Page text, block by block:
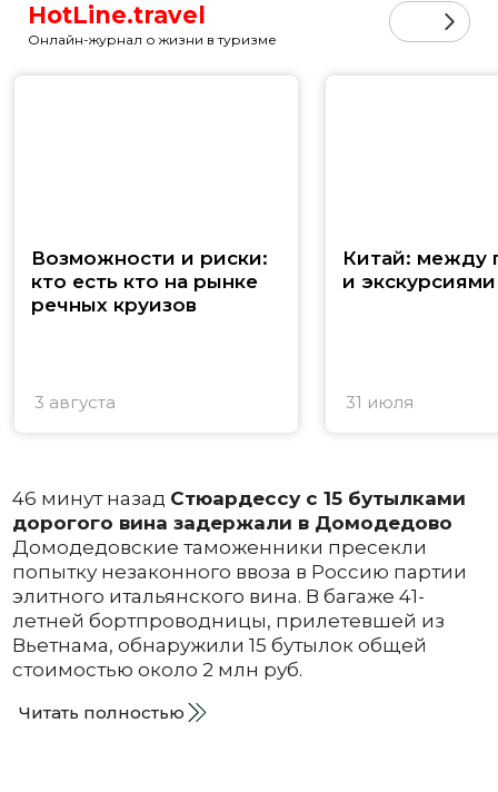
HotLine.travel
Онлайн-журнал о жизни в туризме
Возможности и риски:
кто есть кто на рынке
речных круизов
3 августа
Китай: между
и экскурсиями
31 июля
46 минут назад Стюардессу с 15 бутылками
дорогого вина задержали в Домодедово
Домодедовские таможенники пресекли
попытку незаконного ввоза в Россию партии
элитного итальянского вина. В багаже 41-
летней бортпроводницы, прилетевшей из
Вьетнама, обнаружили 15 бутылок общей
стоимостью около 2 млн руб.
Читать полностью